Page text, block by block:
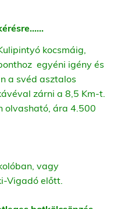
kocsmáig,
egyéni igény és
a svéd asztalos
zárni a 8,5 Km-t.
olvasható, ára 4.500
vagy
Vigadó előtt.